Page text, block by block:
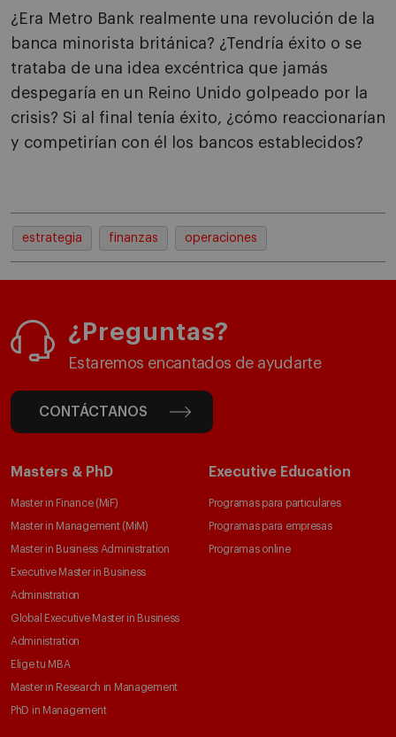
¿Era Metro Bank realmente una revolución de la
banca minorista británica? ¿Tendría éxito o se
trataba de una idea excéntrica que jamás
despegaría en un Reino Unido golpeado por la
crisis? Si al final tenía éxito, ¿cómo reaccionarían
y competirían con él los bancos establecidos?
estrategia finanzas operaciones
¿Preguntas?
Estaremos encantados de ayudarte
CONTÁCTANOS
Masters & PhD
Master in Finance (MiF)
Master in Management (MiM)
Master in Business Administration
Executive Master in Business
Administration
Global Executive Master in Business
Administration
Elige tu MBA
Master in Research in Management
PhD in Management
Executive Education
Programas para particulares
Programas para empresas
Programas online